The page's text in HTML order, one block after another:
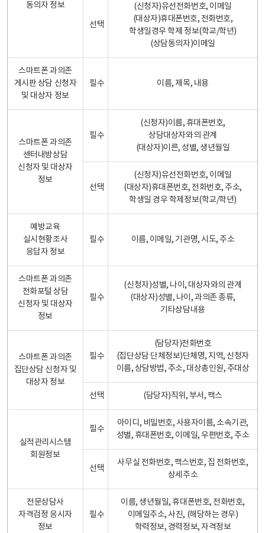
동의자 정보
선택
(신청자)유선전화번호, 이메일
(대상자)휴대폰번호, 전화번호,
학생일경우 학제 정보(학교/학년)
(상담동의자)이메일
스마트폰 과의존
게시판 상담 신청자
및 대상자 정보
필수 이름, 제목, 내용
스마트폰 과의존
센터내방상담
신청자 및 대상자
정보
필수
(신청자)이름, 휴대폰번호,
상담대상자와의 관계
(대상자)이른, 성별, 생년월일
선택
(신청자)유선전화번호, 이메일
(대상자)휴대폰번호, 전화번호, 주소,
학생일 경우 학제정보(학교/학년)
예방교육
실시현황조사
응답자 정보
필수 이름, 이메일, 기관명, 시도, 주소
스마트폰 과의존
전화포털 상담
신청자 및 대상자
정보
필수
(신청자)성별, 나이, 대상자와의 관계
(대상자)성별, 나이, 과의존 종류,
기타상담내용
스마트폰 과의존
집단상담 신청자 및
대상자 정보
필수
(담당자)전화번호
(집단상담 단체정보)단체명, 지역, 신청자
이름, 상담방법, 주소, 대상총인원, 주대상
선택 (담당자)직위, 부서, 팩스
실적관리시스템
회원정보
필수
아이디, 비밀번호, 사용자이름, 소속기관,
성별, 휴대폰번호, 이메일, 우편번호, 주소
선택
사무실 전화번호, 팩스번호, 집 전화번호,
상세주소
전문상담사
자격검정 응시자
정보
필수
이름, 생년월일, 휴대폰번호, 전화번호,
이메일주소, 사진, (해당하는 경우)
학력정보, 경력정보, 자격정보